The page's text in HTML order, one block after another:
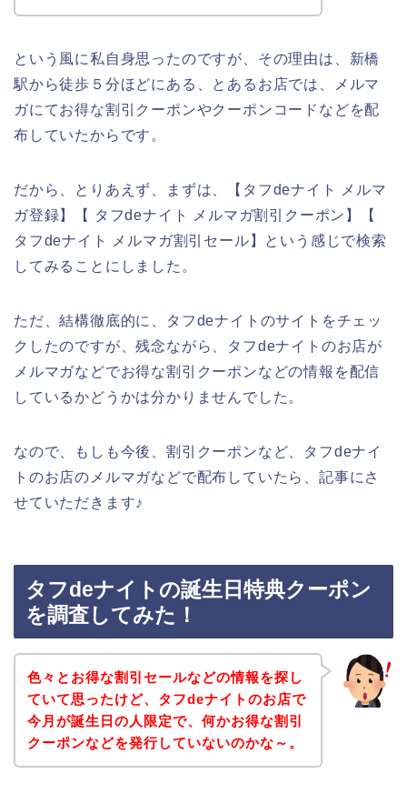
という風に私自身思ったのですが、その理由は、新橋
駅から徒歩５分ほどにある、とあるお店では、メルマ
ガにてお得な割引クーポンやクーポンコードなどを配
布していたからです。
だから、とりあえず、まずは、【タフdeナイト メルマ
ガ登録】【 タフdeナイト メルマガ割引クーポン】【
タフdeナイト メルマガ割引セール】という感じで検索
してみることにしました。
ただ、結構徹底的に、タフdeナイトのサイトをチェッ
クしたのですが、残念ながら、タフdeナイトのお店が
メルマガなどでお得な割引クーポンなどの情報を配信
しているかどうかは分かりませんでした。
なので、もしも今後、割引クーポンなど、タフdeナイ
トのお店のメルマガなどで配布していたら、記事にさ
せていただきます♪
タフdeナイトの誕生日特典クーポン
を調査してみた！
色々とお得な割引セールなどの情報を探し
ていて思ったけど、タフdeナイトのお店で
今月が誕生日の人限定で、何かお得な割引
クーポンなどを発行していないのかな～。